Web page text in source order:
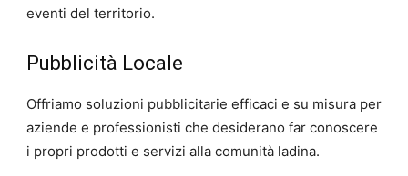
eventi del territorio.
Pubblicità Locale
Offriamo soluzioni pubblicitarie efficaci e su misura per
aziende e professionisti che desiderano far conoscere
i propri prodotti e servizi alla comunità ladina.